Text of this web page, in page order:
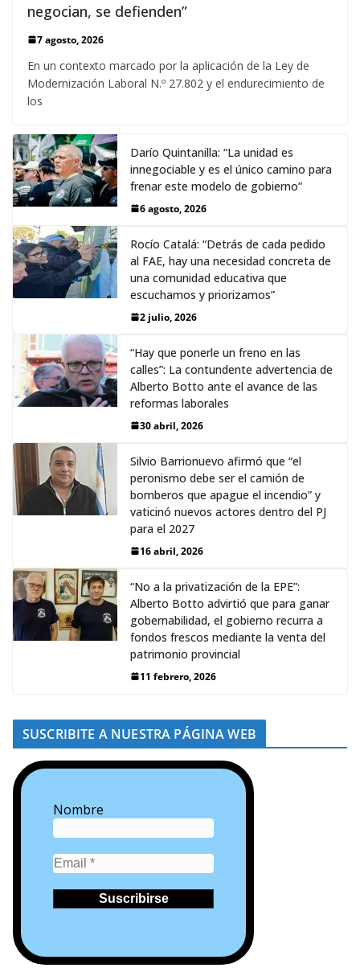
negocian, se defienden”
7 agosto, 2026
En un contexto marcado por la aplicación de la Ley de
Modernización Laboral N.º 27.802 y el endurecimiento de
los
Darío Quintanilla: “La unidad es
innegociable y es el único camino para
frenar este modelo de gobierno”
6 agosto, 2026
Rocío Catalá: “Detrás de cada pedido
al FAE, hay una necesidad concreta de
una comunidad educativa que
escuchamos y priorizamos”
2 julio, 2026
“Hay que ponerle un freno en las
calles”: La contundente advertencia de
Alberto Botto ante el avance de las
reformas laborales
30 abril, 2026
Silvio Barrionuevo afirmó que “el
peronismo debe ser el camión de
bomberos que apague el incendio” y
vaticinó nuevos actores dentro del PJ
para el 2027
16 abril, 2026
“No a la privatización de la EPE”:
Alberto Botto advirtió que para ganar
gobernabilidad, el gobierno recurra a
fondos frescos mediante la venta del
patrimonio provincial
11 febrero, 2026
SUSCRIBITE A NUESTRA PÁGINA WEB
Nombre